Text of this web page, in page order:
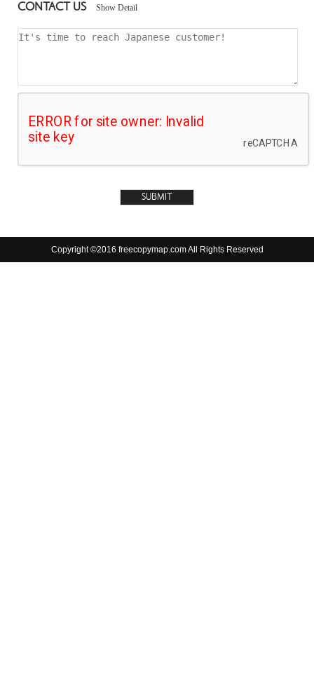
CONTACT US Show Detail
Copyright ©2016 freecopymap.com All Rights Reserved